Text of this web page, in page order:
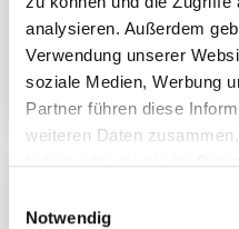
analysieren. Außerdem
Verwendung unserer
soziale Medien, Werbung
Partner führen diese
weiteren Daten
haben oder die sie im
Notwendig
Drahtseile
Weitere